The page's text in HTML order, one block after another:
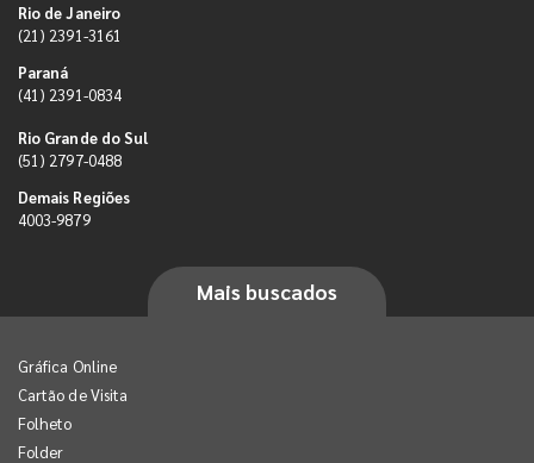
Rio de Janeiro
(21) 2391-3161
Paraná
(41) 2391-0834
Rio Grande do Sul
(51) 2797-0488
Demais Regiões
4003-9879
Mais buscados
Gráfica Online
Cartão de Visita
Folheto
Folder